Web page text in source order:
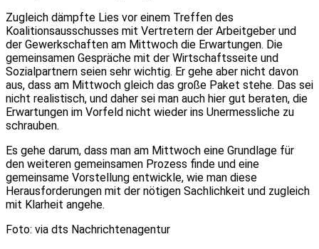
Zugleich dämpfte Lies vor einem Treffen des
Koalitionsausschusses mit Vertretern der Arbeitgeber und
der Gewerkschaften am Mittwoch die Erwartungen. Die
gemeinsamen Gespräche mit der Wirtschaftsseite und
Sozialpartnern seien sehr wichtig. Er gehe aber nicht davon
aus, dass am Mittwoch gleich das große Paket stehe. Das sei
nicht realistisch, und daher sei man auch hier gut beraten, die
Erwartungen im Vorfeld nicht wieder ins Unermessliche zu
schrauben.
Es gehe darum, dass man am Mittwoch eine Grundlage für
den weiteren gemeinsamen Prozess finde und eine
gemeinsame Vorstellung entwickle, wie man diese
Herausforderungen mit der nötigen Sachlichkeit und zugleich
mit Klarheit angehe.
Foto: via dts Nachrichtenagentur